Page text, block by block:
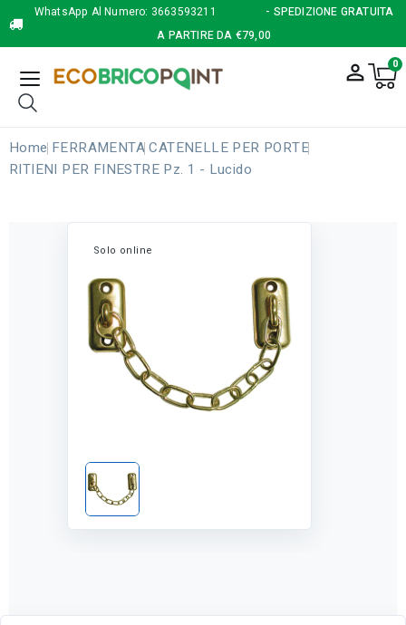
WhatsApp Al Numero: 3663593211
- SPEDIZIONE GRATUITA
A PARTIRE DA €79,00
person_outline 0
Home FERRAMENTA CATENELLE PER PORTE
RITIENI PER FINESTRE Pz. 1 - Lucido
Solo online